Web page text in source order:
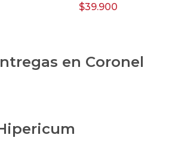
$39.900
en Coronel